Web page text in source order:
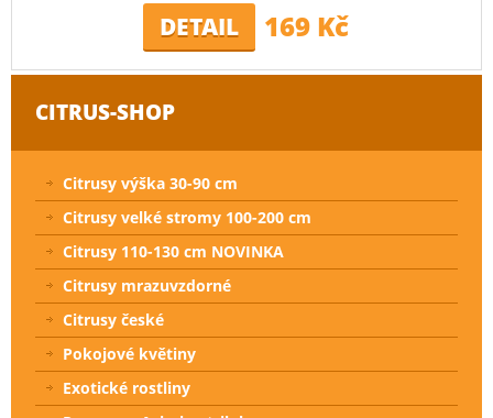
DETAIL 169 Kč
CITRUS-SHOP
Citrusy výška 30-90 cm
Citrusy velké stromy 100-200 cm
Citrusy 110-130 cm NOVINKA
Citrusy mrazuvzdorné
Citrusy české
Pokojové květiny
Exotické rostliny